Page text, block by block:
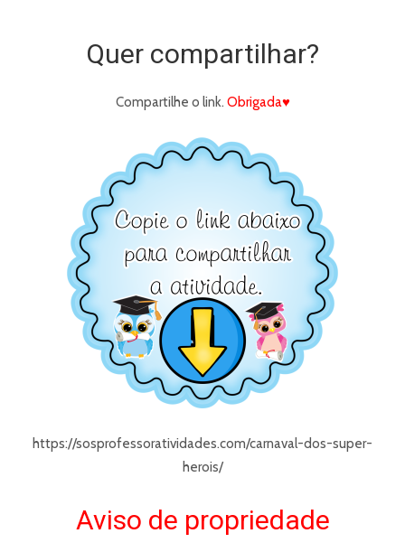
Quer compartilhar?
Compartilhe o link. Obrigada♥
https://sosprofessoratividades.com/carnaval-dos-super-
herois/
Aviso de propriedade